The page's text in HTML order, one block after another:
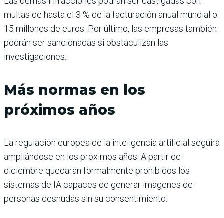
multas de hasta el 3 % de la facturación anual mundial o
15 millones de euros. Por último, las empresas también
podrán ser sancionadas si obstaculizan las
investigaciones.
Más normas en los
próximos años
La regulación europea de la inteligencia artificial seguirá
ampliándose en los próximos años. A partir de
diciembre quedarán formalmente prohibidos los
sistemas de IA capaces de generar imágenes de
personas desnudas sin su consentimiento.